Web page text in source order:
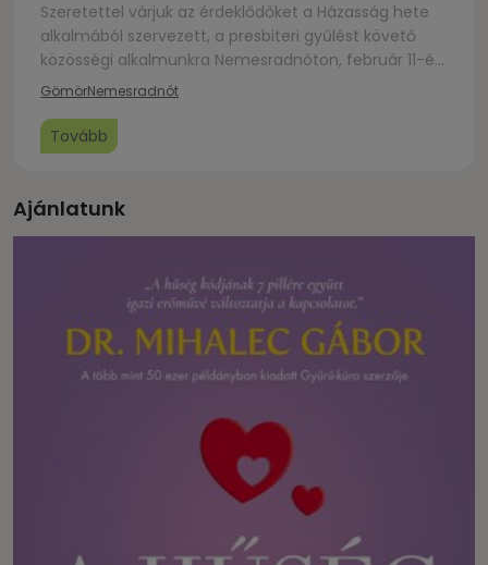
Szeretettel várjuk az érdeklődőket a Házasság hete
alkalmából szervezett, a presbiteri gyűlést követő
közösségi alkalmunkra Nemesradnóton, február 11-én,
szerdán 17.00 órai kezdettel, ahol a házasság értéke,
kerül a középpontba. Az eseményen Nt. Nagy Ákos
Róbert esperes házassági áldást ad a jelenlévő
menyegzőjéről […]
GömörNemesradnót
Tovább
Ajánlatunk